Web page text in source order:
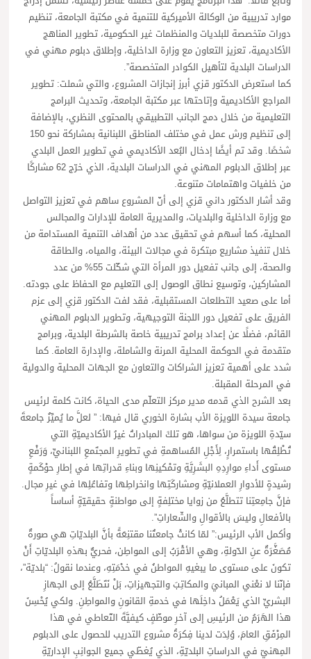
موارد تدريبية من الوكالة الأميركية للتنمية في مكتبة الجامعة، تنظيم
دورات متخصصة للبلديات والمنظمات غير الحكومية، تطوير المناهج
الأكاديمية، تعزيز التعاون مع وزارة الداخلية، وإطلاق دبلوم مهني في
الدراسات البلدية لتأهيل الكوادر المتخصصة”.
كما استعرض الدكتور قزي أبرز إنجازات المشروع، والتي شملت: تطوير
المراجع الأكاديمية وإتاحتها عبر مكتبة الجامعة، وتحديث البرامج
التعليمية من خلال دمج الجانب التطبيقي بالمحتوى النظري، بالإضافة
إلى تنظيم ورش عمل في مختلف المناطق اللبنانية بمشاركة نحو 150
شخصًا. وقد تم أيضًا إدخال البُعد الأكاديمي في تطوير العمل البلدي
عبر إطلاق الدبلوم المهني في الدراسات البلدية، الذي خرّج 62 مشاركًا
من خلفيات واهتمامات متنوعة.
وقد أشار الدكتور داني قزي إلى أنّ المشروع ساهم في تعزيز التواصل
مع وزارة الداخلية والبلديات، والمديرية العامة للإدارات والمجالس
المحلية، كما أسهم في تحقيق عدد من أهداف التنمية المستدامة من
خلال تنفيذ مشاريع مبتكرة في مجالات البيئة، والمياه، والطاقة
والصحة، إلى جانب تفعيل دور المرأة التي شكّلت 55% من عدد
المشاركين، وتوسيع نطاق الوصول إلى التعليم مع الحفاظ على جودته.
أما على صعيد التطلعات المستقبلية، فقد لفت الدكتور قزي إلى عزم
الفريق على تفعيل دور اللجنة التوجيهية، وتطوير الدبلوم المهني
القائم، فضلًا عن إعداد برامج تدريبية خاصة بالشرطة البلدية، وبرامج
متقدمة في الحوكمة المحلية المرنة والشاملة، والإدارة العامة. كما
شدد على أهمية تعزيز الشراكات والتعاون مع الجهات المحلية والدولية
في المرحلة المقبلة.
بعد الشرح الذي قدمه مدير مركز التعلّم مدى الحياة، كانت كلمة لرئيس
جامعة سيدة اللويزة الأب بشارة الخوري قال فيها: ” لعلَّ ما يُميِّزُ جامعةَ
سيّدةِ اللويزة من سواها، هو تلكَ المبادراتُ غيرُ الأكاديميّةِ التي
تُطْلِقُها باستمرارٍ، لِأَجْلِ المُساهمةِ في تطويرِ المجتَمعِ اللبنانيِّ، وَرَفْعِ
مستوى أَداءِ موارِدِهِ البشَرِيَّةِ وتمْكينِها وبناءِ قدراتِها في إطارِ حوْكَمةٍ
رشيدةٍ للأدوارِ العملانيّةِ ومشاركَتِها وانخراطِها وتفاعُلِها في غيرِ مجال.
فإنَّ جامِعتِنا تتطلَّعُ من زوايا مختلِفةٍ إلى مواطنةٍ حقيقيّةٍ أساساً
بالأفعالِ وليسَ بالأقوالِ والشّعاراتِ”.
وأكمل الأب الرئيس:” لمّا كانتْ جامعتُنا مقتنِعَةً بأنَّ البلديّاتِ هي صورةٌ
مُصَغَّرَةٌ عنِ الدّولةِ، وهي الأقْرَبُ إلى المواطِن، فحريٌّ بهذهِ البلديّاتِ أَنْ
تكونَ على مستوى ما يبغيهِ المواطنُ في خدْمَتِهِ، وعندما نقولُ: “بلديّة”،
فإنّنا لا نعْني المبانيَ والمكاتِبَ والتجهيزاتِ، بَلْ نَتَطَلَّعُ إلى الجهازِ
البشريِّ الذي يَعْمَلُ داخِلَها في خدمةِ القانونِ والمواطِنِ. ولكي يُحْسِنَ
هذا الهَرَمُ من الرئيسِ إلى آخرِ موظّفٍ كيفيَّةَ التّعاطي في هذا
المِرْفَقِ العامَ، وُلِدَت لدينا فِكرَةُ مشروع التدريب للحصول على الدبلوم
المِهنيّ في الدراساتِ البلديّةِ، الذي يُغطّي جميع الجوانِبِ الإداريّةِ